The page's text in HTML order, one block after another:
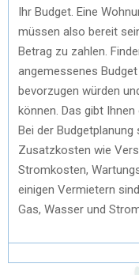
Ihr Budget. Eine
müssen also bereit
Betrag zu zahlen.
angemessenes
bevorzugen würden
können. Das gibt
Bei der
Zusatzkosten wie
Stromkosten,
einigen Vermietern
Gas, Wasser und